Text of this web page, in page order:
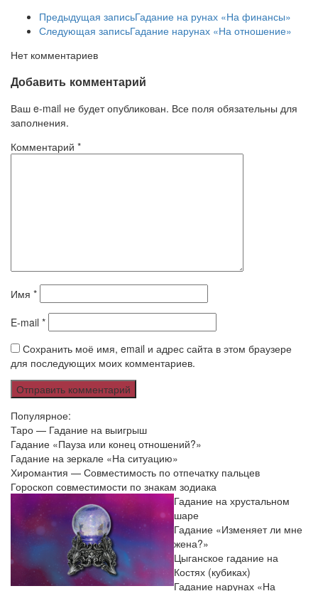
Предыдущая записьГадание на рунах «На финансы»
Следующая записьГадание нарунах «На отношение»
Нет комментариев
Добавить комментарий
Ваш e-mail не будет опубликован. Все поля обязательны для
заполнения.
Комментарий *
Имя *
E-mail *
Сохранить моё имя, email и адрес сайта в этом браузере
для последующих моих комментариев.
Популярное:
Таро — Гадание на выигрыш
Гадание «Пауза или конец отношений?»
Гадание на зеркале «На ситуацию»
Хиромантия — Совместимость по отпечатку пальцев
Гороскоп совместимости по знакам зодиака
Гадание на хрустальном
шаре
Гадание «Изменяет ли мне
жена?»
Цыганское гадание на
Костях (кубиках)
Гадание нарунах «На